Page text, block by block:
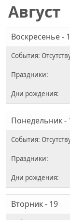
Август
Воскресенье -
Понедельник -
Вторник - 19